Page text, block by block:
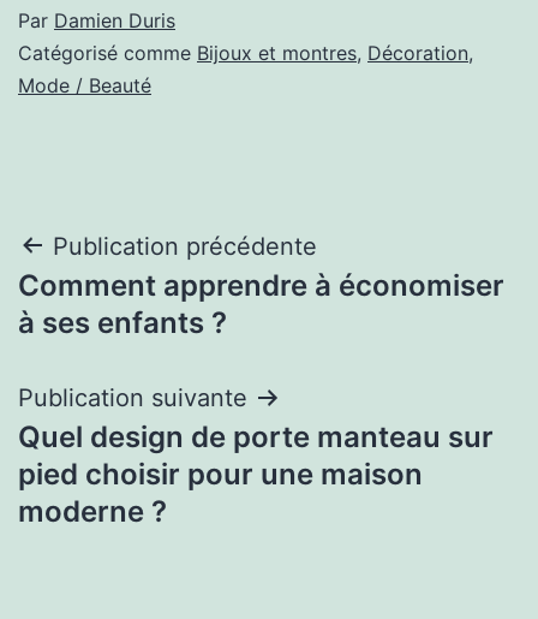
Par Damien Duris
Catégorisé comme Bijoux et montres, Décoration,
Mode / Beauté
Navigation
de
Publication précédente
Comment apprendre à économiser
à ses enfants ?
Publication suivante
Quel design de porte manteau sur
pied choisir pour une maison
moderne ?